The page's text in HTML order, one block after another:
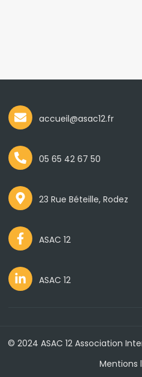
accueil@asac12.fr
05 65 42 67 50
23 Rue Béteille, Rodez
ASAC 12
ASAC 12
© 2024 ASAC 12 Association
Mentions